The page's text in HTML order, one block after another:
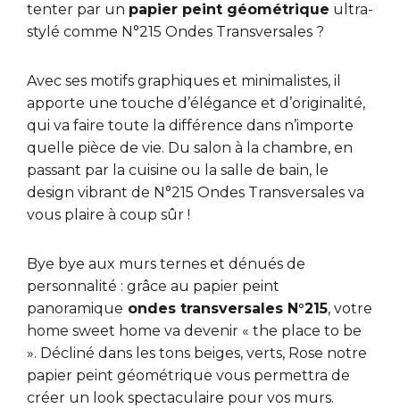
tenter par un papier peint géométrique ultra-
stylé comme N°215 Ondes Transversales ?
Avec ses motifs graphiques et minimalistes, il
apporte une touche d’élégance et d’originalité,
qui va faire toute la différence dans n’importe
quelle pièce de vie. Du salon à la chambre, en
passant par la cuisine ou la salle de bain, le
design vibrant de N°215 Ondes Transversales va
vous plaire à coup sûr !
Bye bye aux murs ternes et dénués de
personnalité : grâce au papier peint
panoramique ondes transversales N°215, votre
home sweet home va devenir « the place to be
». Décliné dans les tons beiges, verts, Rose notre
papier peint géométrique vous permettra de
créer un look spectaculaire pour vos murs.